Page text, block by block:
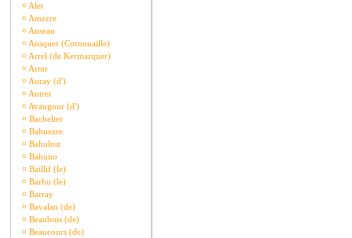
¤ Alet
¤ Amezre
¤ Anseau
¤ Ansquer (Cornouaille)
¤ Arrel (de Kermarquer)
¤ Artur
¤ Auray (d')
¤ Autret
¤ Avaugour (d')
¤ Bachelier
¤ Bahuezre
¤ Bahulost
¤ Bahuno
¤ Baillif (le)
¤ Barbu (le)
¤ Barray
¤ Bavalan (de)
¤ Beaubois (de)
¤ Beaucours (de)